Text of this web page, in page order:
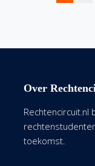
Over
toekomst.